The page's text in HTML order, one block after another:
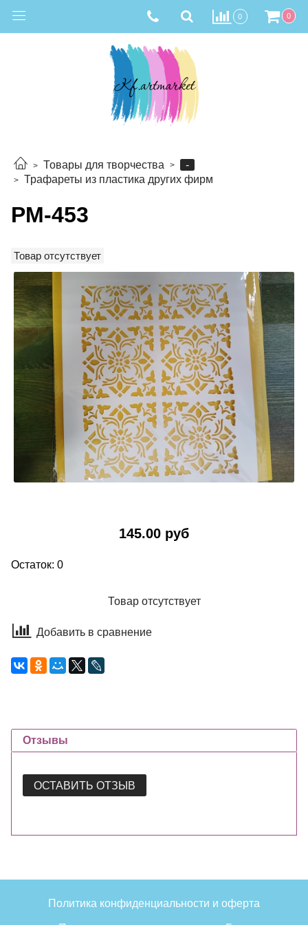
0 0
Товары для творчества
-
Трафареты из пластика других фирм
РМ-453
Товар отсутствует
145.00 руб
Остаток: 0
Товар отсутствует
Добавить в сравнение
Отзывы
ОСТАВИТЬ ОТЗЫВ
Политика конфиденциальности и оферта